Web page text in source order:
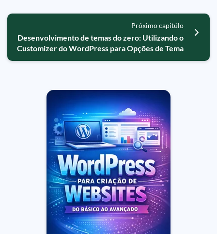
Próximo capitúlo
Desenvolvimento de temas do zero: Utilizando o
Customizer do WordPress para Opções de Tema